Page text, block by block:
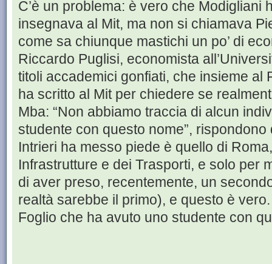
C’è un problema: è vero che Modigliani
insegnava al Mit, ma non si chiamava
come sa chiunque mastichi un po’ di
Riccardo Puglisi, economista
titoli accademici gonfiati, che insieme al
ha scritto al Mit per chiedere se
Mba: “Non abbiamo traccia di alcun
studente con questo nome”, rispondono
Intrieri ha messo piede è quello di
Infrastrutture e dei Trasporti, e solo per
di aver preso, recentemente, un
realtà sarebbe il primo), e questo è
Foglio che ha avuto uno studente con